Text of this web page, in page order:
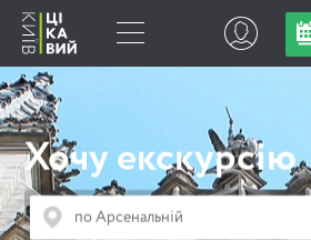
Хочу екскурсію
Замовлення
екскурсій
+380 44 333-68-68
+380 68 121-44-58